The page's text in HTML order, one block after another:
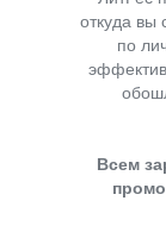
откуда вы
по
Всем